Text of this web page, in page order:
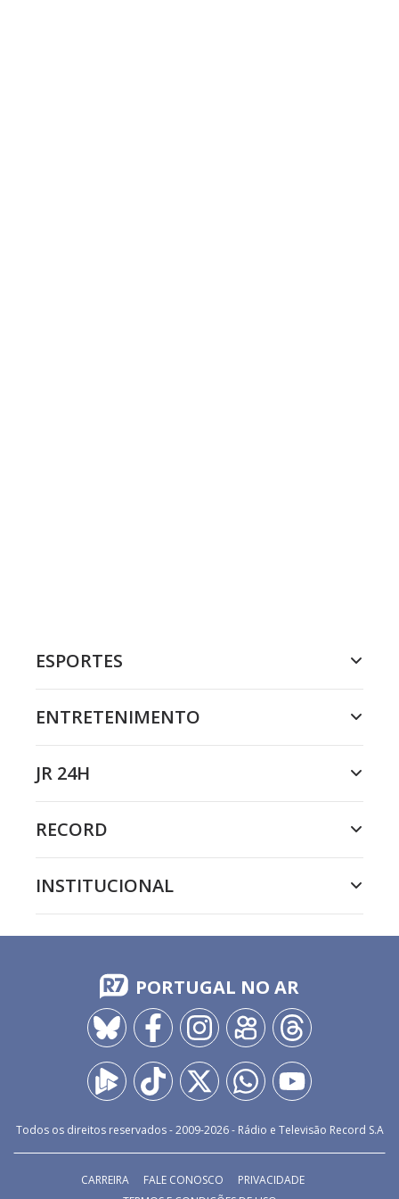
ESPORTES
ENTRETENIMENTO
JR 24H
RECORD
INSTITUCIONAL
PORTUGAL NO AR
Todos os direitos reservados - 2009-2026- Rádio e Televisão Record S.A
CARREIRA FALE CONOSCO
PRIVACIDADE